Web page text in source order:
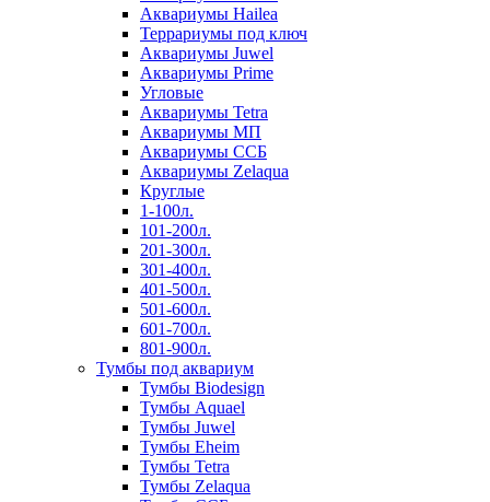
Аквариумы Hailea
Террариумы под ключ
Аквариумы Juwel
Аквариумы Prime
Угловые
Аквариумы Tetra
Аквариумы МП
Аквариумы ССБ
Аквариумы Zelaqua
Круглые
1-100л.
101-200л.
201-300л.
301-400л.
401-500л.
501-600л.
601-700л.
801-900л.
Тумбы под аквариум
Тумбы Biodesign
Тумбы Aquael
Тумбы Juwel
Тумбы Eheim
Тумбы Tetra
Тумбы Zelaqua